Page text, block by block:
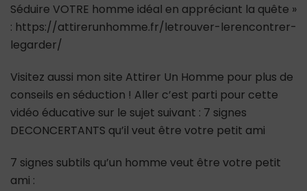
Séduire VOTRE homme idéal en appréciant la quête »
: https://attirerunhomme.fr/letrouver-lerencontrer-
legarder/
Visitez aussi mon site Attirer Un Homme pour plus de
conseils en séduction ! Aller c’est parti pour cette
vidéo éducative sur le sujet suivant : 7 signes
DECONCERTANTS qu’il veut être votre petit ami
7 signes subtils qu’un homme veut être votre petit
ami :